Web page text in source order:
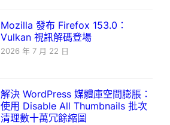
Mozilla 發布 Firefox 153.0：
Vulkan 視訊解碼登場
2026 年 7 月 22 日
解決 WordPress 媒體庫空間膨脹：
使用 Disable All Thumbnails 批次
清理數十萬冗餘縮圖